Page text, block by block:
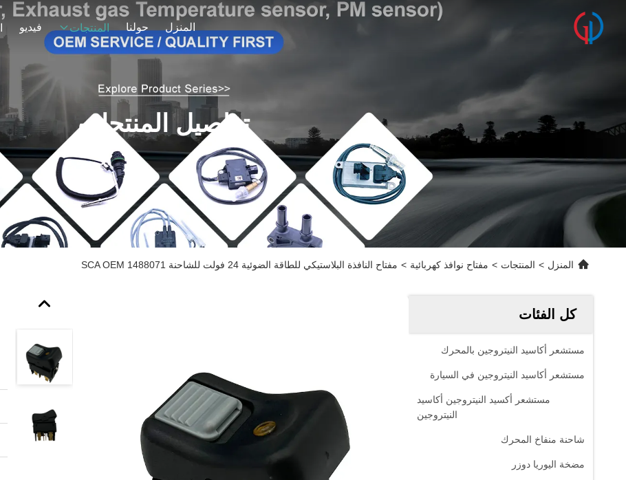
المنزل حولنا المنتجات فيديو
تفاصيل المنتجات
المنزل > المنتجات > مفتاح نوافذ كهربائية > مفتاح النافذة البلاستيكي للطاقة الضوئية 24 فولت للشاحنة SCA OEM 1488071
كل الفئات
مستشعر أكاسيد النيتروجين بالمحرك
مستشعر أكاسيد النيتروجين في السيارة
مستشعر أكسيد النيتروجين أكاسيد
النيتروجين
شاحنة منفاخ المحرك
مضخة اليوريا دوزر